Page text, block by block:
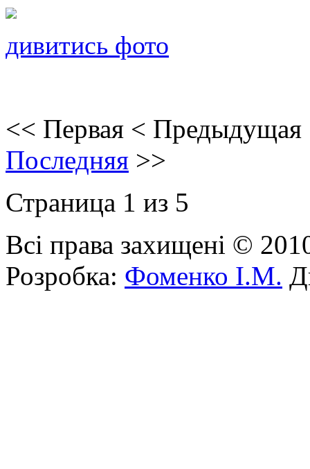
дивитись фото
<< Первая < Предыдущая
Последняя >>
Страница 1 из 5
Всі права захищені ©
Розробка: Фоменко І.М.